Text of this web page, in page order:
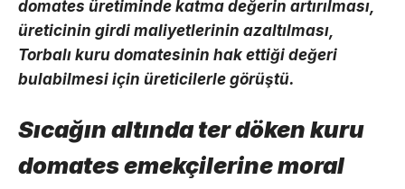
domates üretiminde katma değerin artırılması,
üreticinin girdi maliyetlerinin azaltılması,
Torbalı kuru domatesinin hak ettiği değeri
bulabilmesi için üreticilerle görüştü.
Sıcağın altında ter döken kuru
domates emekçilerine moral